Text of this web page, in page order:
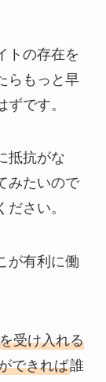
トの存在を
らもっと早
です。
抵抗がな
みたいので
さい。
が有利に働
受け入れる
できれば誰